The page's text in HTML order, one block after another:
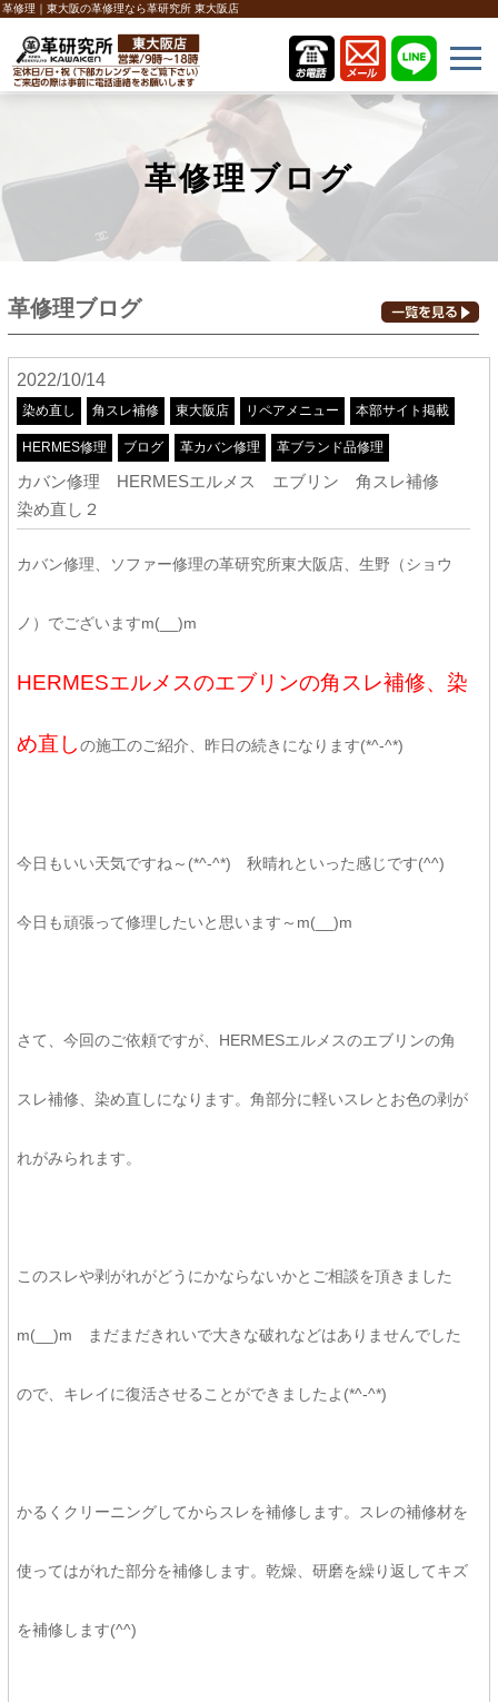
革修理｜東大阪の革修理なら革研究所 東大阪店
革修理ブログ
革修理ブログ
2022/10/14
染め直し 角スレ補修 東大阪店 リペアメニュー 本部サイト掲載
HERMES修理 ブログ 革カバン修理 革ブランド品修理
カバン修理 HERMESエルメス エブリン 角スレ補修
染め直し２
カバン修理、ソファー修理の革研究所東大阪店、生野（ショウ
ノ）でございますm(__)m
HERMESエルメスのエブリンの角スレ補修、染
め直しの施工のご紹介、昨日の続きになります(*^-^*)
今日もいい天気ですね～(*^-^*) 秋晴れといった感じです(^^)
今日も頑張って修理したいと思います～m(__)m
さて、今回のご依頼ですが、HERMESエルメスのエブリンの角
スレ補修、染め直しになります。角部分に軽いスレとお色の剥が
れがみられます。
このスレや剥がれがどうにかならないかとご相談を頂きました
m(__)m まだまだきれいで大きな破れなどはありませんでした
ので、キレイに復活させることができましたよ(*^-^*)
かるくクリーニングしてからスレを補修します。スレの補修材を
使ってはがれた部分を補修します。乾燥、研磨を繰り返してキズ
を補修します(^^)